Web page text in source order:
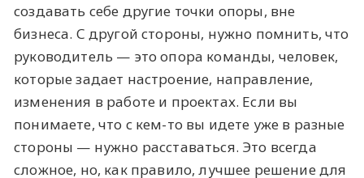
создавать себе другие точки опоры, вне
бизнеса. С другой стороны, нужно помнить, что
руководитель — это опора команды, человек,
которые задает настроение, направление,
изменения в работе и проектах. Если вы
понимаете, что с кем-то вы идете уже в разные
стороны — нужно расставаться. Это всегда
сложное, но, как правило, лучшее решение для